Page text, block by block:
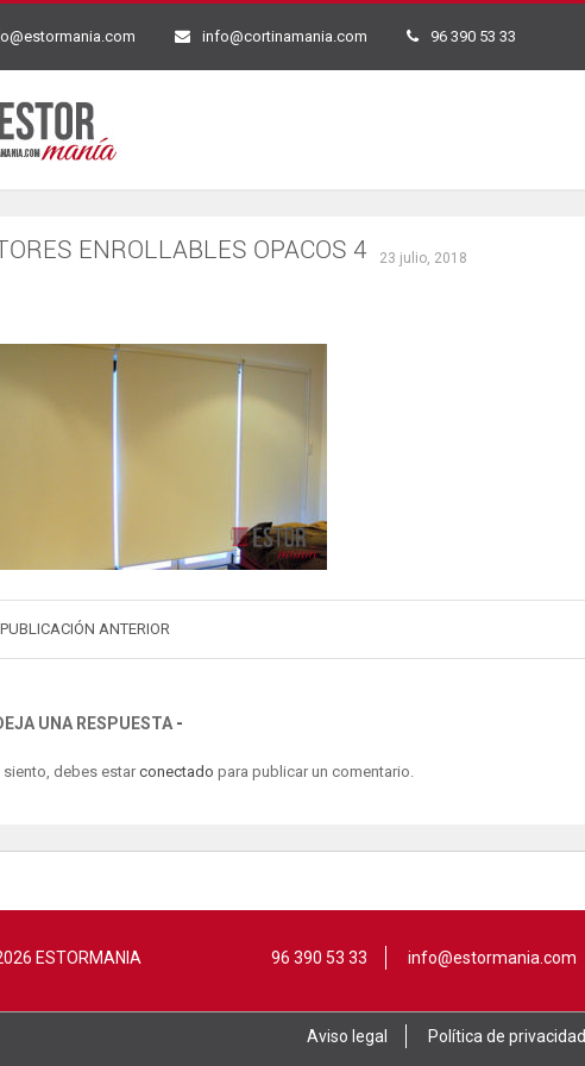
info@cortinamania.com 96 390 53 33
ENROLLABLES OPACOS 4 23 julio, 2018
PUBLICACIÓN ANTERIOR
UNA RESPUESTA
siento, debes estar conectado para publicar un comentario.
ESTORMANIA 96 390 53 33 info@estormania.com
Aviso legal Política de privacidad